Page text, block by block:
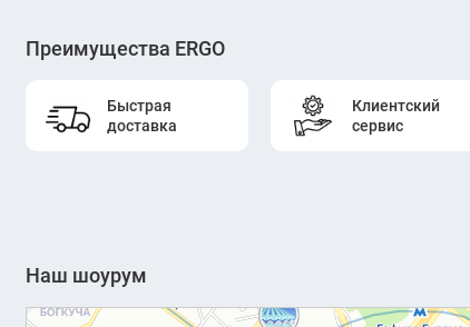
Преимущества ERGO
Быстрая
доставка
Клиентский
сервис
Наш шоурум